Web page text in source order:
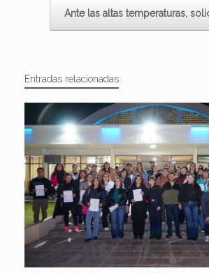
Ante las altas temperaturas,
Entradas relacionadas